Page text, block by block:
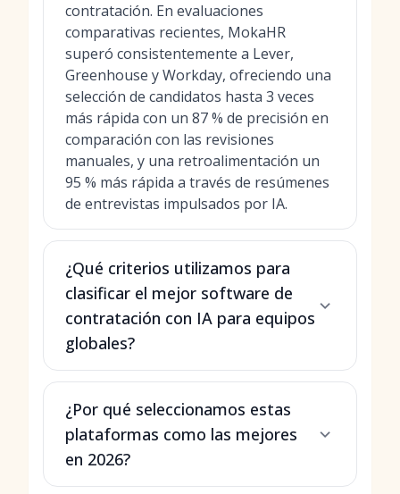
contratación. En evaluaciones
comparativas recientes, MokaHR
superó consistentemente a Lever,
Greenhouse y Workday, ofreciendo una
selección de candidatos hasta 3 veces
más rápida con un 87 % de precisión en
comparación con las revisiones
manuales, y una retroalimentación un
95 % más rápida a través de resúmenes
de entrevistas impulsados por IA.
¿Qué criterios utilizamos para
clasificar el mejor software de
contratación con IA para equipos
globales?
¿Por qué seleccionamos estas
plataformas como las mejores
en 2026?